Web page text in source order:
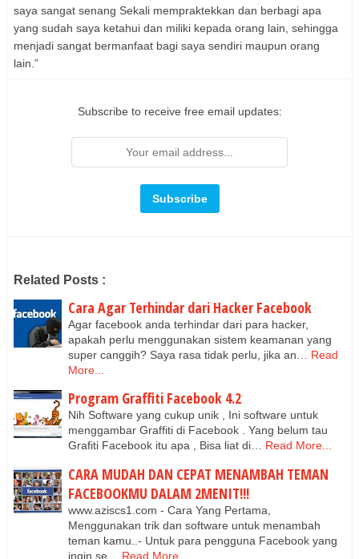
saya sangat senang Sekali mempraktekkan dan berbagi apa
yang sudah saya ketahui dan miliki kepada orang lain, sehingga
menjadi sangat bermanfaat bagi saya sendiri maupun orang
lain.”
Subscribe to receive free email updates:
Related Posts :
Cara Agar Terhindar dari Hacker Facebook
Agar facebook anda terhindar dari para hacker,
apakah perlu menggunakan sistem keamanan yang
super canggih? Saya rasa tidak perlu, jika an…
Read
More...
Program Graffiti Facebook 4.2
Nih Software yang cukup unik , Ini software untuk
menggambar Graffiti di Facebook . Yang belum tau
Grafiti Facebook itu apa , Bisa liat di…
Read More...
CARA MUDAH DAN CEPAT MENAMBAH TEMAN
FACEBOOKMU DALAM 2MENIT!!!
www.aziscs1.com - Cara Yang Pertama,
Menggunakan trik dan software untuk menambah
teman kamu..- Untuk para pengguna Facebook yang
ingin se…
Read More...